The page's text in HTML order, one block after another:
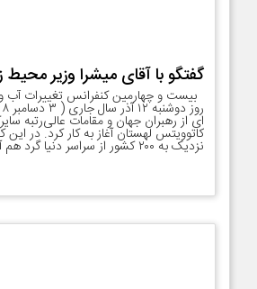
گفتگو با آقای میشرا وزیر
ای از رهبران جهان و مقامات عالی‌رتبه
کاتوویتس لهستان آغاز به کار کرد. در این
نزدیک به ۲۰۰ کشور از سراسر دنیا گرد هم آماده‌اند تا […]